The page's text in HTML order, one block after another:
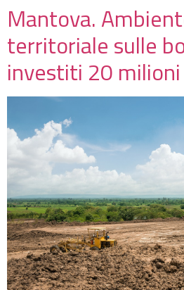
Mantova.
territoriale sulle
investiti 20 milioni